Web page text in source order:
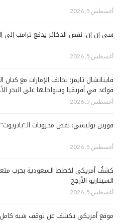
أغسطس 5, 2026
سي إن إن: نقص الذخائر يدفع ترامب إلى
أغسطس 5, 2026
فاينانشال تايمز: تحالف الإمارات مع
قواعد في أفريقيا وسواحلها على البحر
أغسطس 5, 2026
فورين بوليسي: نقص مخزونات الـ”باتريوت”
أغسطس 5, 2026
كشفٌ أمريكي لخطط السعودية بحرب
السيناريو الأرجح
أغسطس 5, 2026
موقع أمريكي يكشف عن توقف شبه كامل